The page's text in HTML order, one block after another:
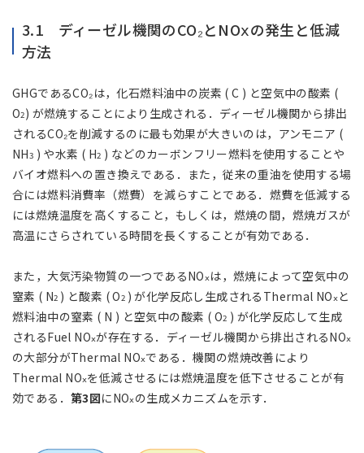
3.1 ディーゼル機関のCO₂とNOⅹの発生と低減
方法
GHGであるCO₂は，化石燃料油中の炭素 ( C ) と空気中の酸素 (
O2) が燃焼することにより生成される．ディーゼル機関から排出
されるCO₂を削減するのに最も効果が大きいのは，アンモニア (
NH3 ) や水素 ( H2 ) などのカーボンフリー燃料を使用することや
バイオ燃料への置き換えである．また，従来の重油を使用する場
合には燃料消費率（燃費）を減らすことである．燃費を低減する
には燃焼温度を高くすること，もしくは，燃焼の間，燃焼ガスが
高温にさらされている時間を長くすることが有効である．
また，大気汚染物質の一つであるNOⅹは，燃焼によって空気中の
窒素 ( N2 ) と酸素 ( O2 ) が化学反応し生成されるThermal NOⅹと
燃料油中の窒素 ( N ) と空気中の酸素 ( O2 ) が化学反応して生成
されるFuel NOⅹが存在する．ディーゼル機関から排出されるNOⅹ
の大部分がThermal NOⅹである．機関の燃焼改善により
Thermal NOⅹを低減させるには燃焼温度を低下させることが有
効である． 第3図にNOⅹの生成メカニズムを示す．